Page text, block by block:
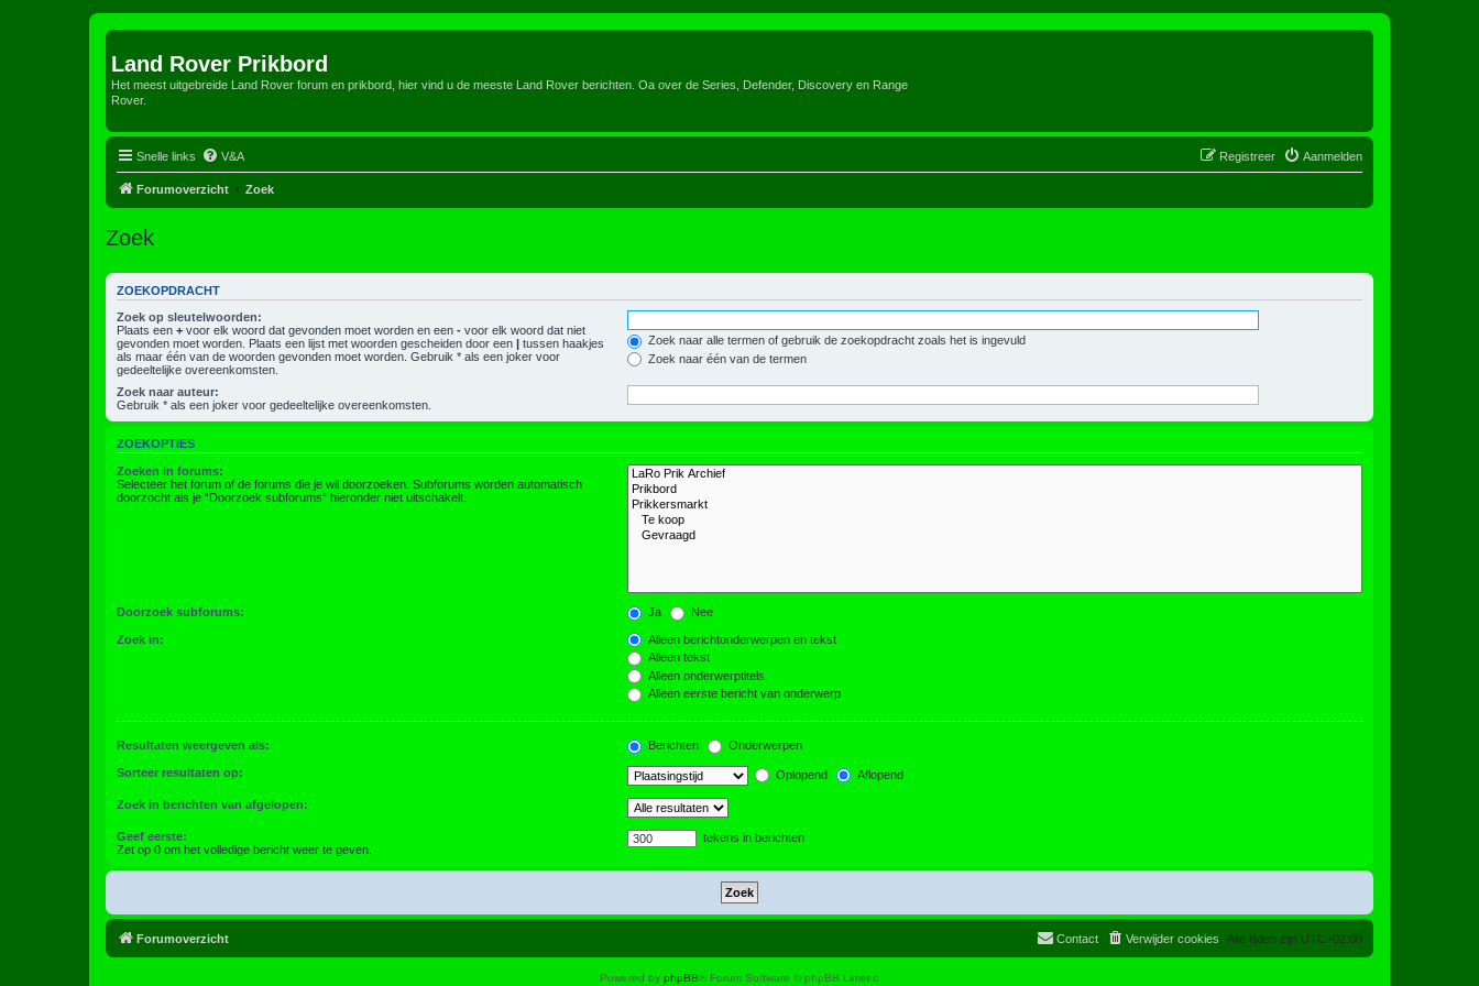
Land Rover Prikbord
Het meest uitgebreide Land Rover forum en prikbord, hier vind u de meeste Land Rover berichten. Oa over de Series, Defender, Discovery en Range
Rover.
Snelle links V&A Aanmelden
Registreer
Forumoverzicht Zoek
Zoek
ZOEKOPDRACHT
Zoek op sleutelwoorden:
Plaats een + voor elk woord dat gevonden moet worden en een - voor elk woord dat niet
gevonden moet worden. Plaats een lijst met woorden gescheiden door een | tussen haakjes
als maar één van de woorden gevonden moet worden. Gebruik * als een joker voor
gedeeltelijke overeenkomsten.
Zoek naar alle termen of gebruik de zoekopdracht zoals het is ingevuld
Zoek naar één van de termen
Zoek naar auteur:
Gebruik * als een joker voor gedeeltelijke overeenkomsten.
ZOEKOPTIES
Zoeken in forums:
Selecteer het forum of de forums die je wil doorzoeken. Subforums worden automatisch
doorzocht als je “Doorzoek subforums“ hieronder niet uitschakelt.
Doorzoek subforums: Ja Nee
Zoek in:
Alleen berichtonderwerpen en tekst
Alleen tekst
Alleen onderwerptitels
Alleen eerste bericht van onderwerp
Resultaten weergeven als: Berichten Onderwerpen
Sorteer resultaten op: Oplopend Aflopend
Zoek in berichten van afgelopen:
Geef eerste:
Zet op 0 om het volledige bericht weer te geven.
tekens in berichten
Forumoverzicht Alle tijden zijn UTC+02:00
Verwijder cookies
Contact
Powered by phpBB® Forum Software © phpBB Limited